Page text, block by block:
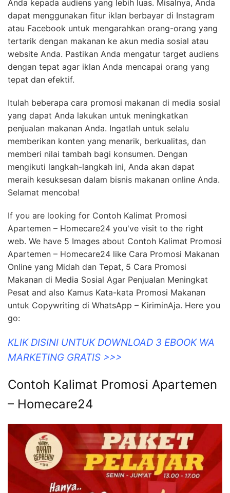
Anda kepada audiens yang lebih luas. Misalnya, Anda
dapat menggunakan fitur iklan berbayar di Instagram
atau Facebook untuk mengarahkan orang-orang yang
tertarik dengan makanan ke akun media sosial atau
website Anda. Pastikan Anda mengatur target audiens
dengan tepat agar iklan Anda mencapai orang yang
tepat dan efektif.
Itulah beberapa cara promosi makanan di media sosial
yang dapat Anda lakukan untuk meningkatkan
penjualan makanan Anda. Ingatlah untuk selalu
memberikan konten yang menarik, berkualitas, dan
memberi nilai tambah bagi konsumen. Dengan
mengikuti langkah-langkah ini, Anda akan dapat
meraih kesuksesan dalam bisnis makanan online Anda.
Selamat mencoba!
If you are looking for Contoh Kalimat Promosi
Apartemen – Homecare24 you've visit to the right
web. We have 5 Images about Contoh Kalimat Promosi
Apartemen – Homecare24 like Cara Promosi Makanan
Online yang Midah dan Tepat, 5 Cara Promosi
Makanan di Media Sosial Agar Penjualan Meningkat
Pesat and also Kamus Kata-kata Promosi Makanan
untuk Copywriting di WhatsApp – KiriminAja. Here you
go:
KLIK DISINI UNTUK DOWNLOAD 3 EBOOK WA
MARKETING GRATIS >>>
Contoh Kalimat Promosi Apartemen
– Homecare24